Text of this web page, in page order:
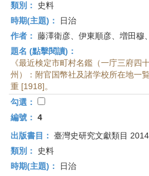
類別：
史料
時期(主題)：
日治
作者： 藤澤衛彦、伊東順彦、増田穆
題名 (點擊閱讀)：
《最近検定市町村名鑑（一庁三府四
州）：附官国幣社及諸学校所在地一
重 [1918]。
勾選：
編號： 4
出版書目： 臺灣史研究文獻類目
類別：
史料
時期(主題)：
日治